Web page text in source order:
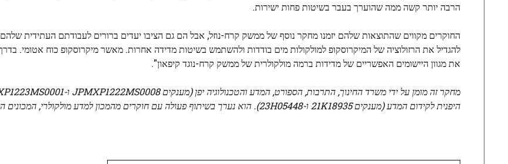
הרבה יותר קשה ממה שהוערך בעבר בשיטות פחות ישירות.
החוקרים מקווים שהתוצאות שלהם יזמנו מחקר נוסף של ממשק קרח-נוזל, אבל הם גם הציבו יעדים ברורים לעבודתם העתידית
להגדיל את הרזולוציה של המיקרוסקופ למולקולות מים בודדות ולהשתמש בשיטות מדידה אחרות. מאשר מיקרוסקופ כוח אטומי. בדרך
את מגוון היישומים האפשריים של מדידות ברמה מולקולרית של ממשק קרח-נוגד קיפאון".
היפנית לקידום המדע (מענקים 21K18935 ו-23H05448). הוא נערך בשיתוף פעולה עם חוקרים מהמכון למדע מולקולרי, המכונים הלאומיים למדעי הטבע.